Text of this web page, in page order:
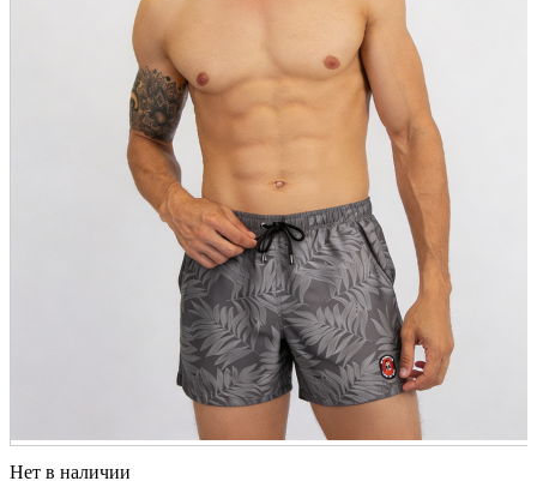
Нет в наличии